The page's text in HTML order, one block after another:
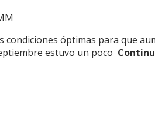
óptimas para que
estuvo un poco